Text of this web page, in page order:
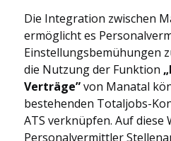
Die Integration zwischen
ermöglicht es
Einstellungsbemühungen
die Nutzung der Funktion
Verträge”von Manatal
bestehenden Totaljobs-
ATS verknüpfen. Auf diese
Personalvermittler